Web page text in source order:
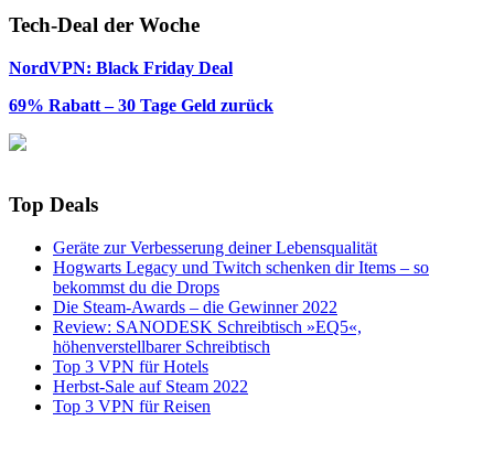
Tech-Deal der Woche
NordVPN: Black Friday Deal
69% Rabatt – 30 Tage Geld zurück
Top Deals
Geräte zur Verbesserung deiner Lebensqualität
Hogwarts Legacy und Twitch schenken dir Items – so
bekommst du die Drops
Die Steam-Awards – die Gewinner 2022
Review: SANODESK Schreibtisch »EQ5«,
höhenverstellbarer Schreibtisch
Top 3 VPN für Hotels
Herbst-Sale auf Steam 2022
Top 3 VPN für Reisen